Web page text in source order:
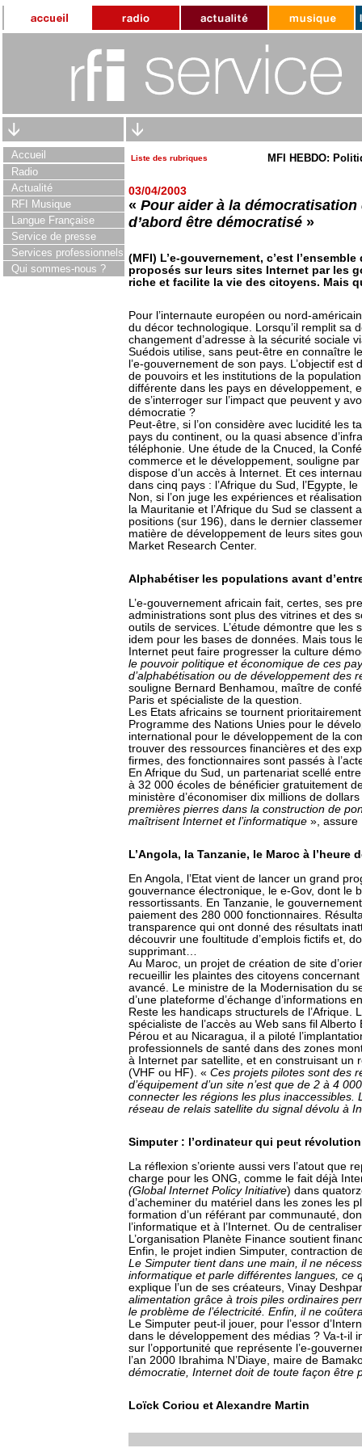
Accueil
Radio
Actualité
RFI Musique
Langue Française
Service de presse
Services professionnels
Qui sommes-nous ?
Liste des rubriques MFI HEBDO:
03/04/2003
« Pour aider à la
d’abord être démocratisé »
(MFI) L’e-gouvernement, c’est
proposés sur leurs sites Internet par les
riche et facilite la vie des citoyens. Mais
Pour l’internaute européen ou nord-
du décor technologique. Lorsqu’il remplit sa
changement d’adresse à la sécurité sociale
Suédois utilise, sans peut-être en connaître
l’e-gouvernement de son pays. L’objectif
de pouvoirs et les institutions de la
différente dans les pays en développement,
de s’interroger sur l’impact que peuvent y
démocratie ?
Peut-être, si l’on considère avec lucidité les
pays du continent, ou la quasi absence
téléphonie. Une étude de la Cnuced, la
commerce et le développement, souligne
dispose d’un accès à Internet. Et ces
dans cinq pays : l’Afrique du Sud, l’Egypte,
Non, si l’on juge les expériences et
la Mauritanie et l’Afrique du Sud se
positions (sur 196), dans le dernier
matière de développement de leurs sites
Market Research Center.
Alphabétiser les populations avant
L’e-gouvernement africain fait, certes, ses
administrations sont plus des vitrines et des
outils de services. L’étude démontre que les
idem pour les bases de données. Mais tous
Internet peut faire progresser la culture
le pouvoir politique et économique de ces
d’alphabétisation ou de développement des
souligne Bernard Benhamou, maître de
Paris et spécialiste de la question.
Les Etats africains se tournent
Programme des Nations Unies pour le
international pour le développement de la
trouver des ressources financières et des
firmes, des fonctionnaires sont passés à
En Afrique du Sud, un partenariat scellé
à 32 000 écoles de bénéficier gratuitement
ministère d’économiser dix millions de
premières pierres dans la construction de
maîtrisent Internet et l’informatique », assure
L’Angola, la Tanzanie, le Maroc à l’heure
En Angola, l’Etat vient de lancer un grand
gouvernance électronique, le e-Gov, dont le
ressortissants. En Tanzanie, le
paiement des 280 000 fonctionnaires.
transparence qui ont donné des résultats
découvrir une foultitude d’emplois fictifs et,
supprimant…
Au Maroc, un projet de création de site
recueillir les plaintes des citoyens
avancé. Le ministre de la Modernisation du
d’une plateforme d’échange d’informations
Reste les handicaps structurels de l’Afrique.
spécialiste de l’accès au Web sans fil
Pérou et au Nicaragua, il a piloté
professionnels de santé dans des zones
à Internet par satellite, et en construisant un
(VHF ou HF). « Ces projets pilotes sont des
d’équipement d’un site n’est que de 2 à 4
connecter les régions les plus inaccessibles.
réseau de relais satellite du signal dévolu à
Simputer : l’ordinateur qui peut
La réflexion s’oriente aussi vers l’atout que
charge pour les ONG, comme le fait déjà
(Global Internet Policy Initiative) dans
d’acheminer du matériel dans les zones les
formation d’un référant par communauté,
l’informatique et à l’Internet. Ou de
L’organisation Planète Finance soutient
Enfin, le projet indien Simputer, contraction
Le Simputer tient dans une main, il ne
informatique et parle différentes langues, ce
explique l’un de ses créateurs, Vinay
alimentation grâce à trois piles ordinaires
le problème de l’électricité. Enfin, il ne
Le Simputer peut-il jouer, pour l’essor
dans le développement des médias ? Va-t-il
sur l’opportunité que représente l’e-
l’an 2000 Ibrahima N’Diaye, maire de
démocratie, Internet doit de toute façon être
Loïck Coriou et Alexandre Martin